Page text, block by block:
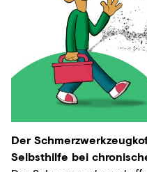
Der
Selbsthilfe bei